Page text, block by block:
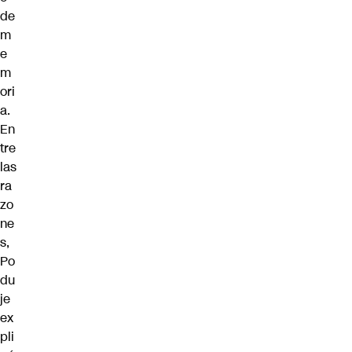
de
m
e
m
ori
a.
En
tre
las
ra
zo
ne
s,
Po
du
je
ex
pli